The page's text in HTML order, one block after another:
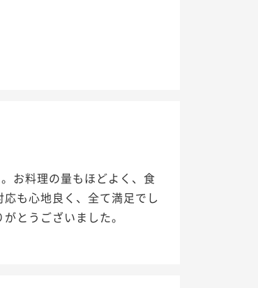
お料理の量もほどよく、食
も心地良く、全て満足でし
とうございました。